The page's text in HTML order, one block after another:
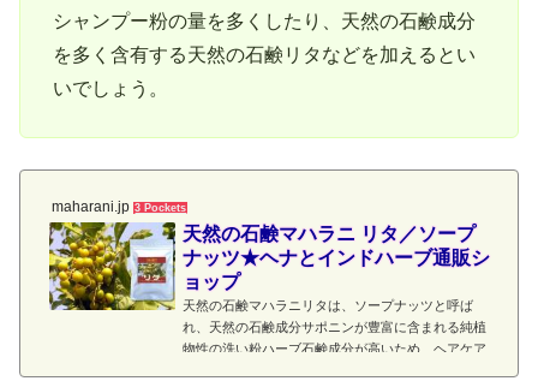
シャンプー粉の量を多くしたり、天然の石鹸成分
を多く含有する天然の石鹸リタなどを加えるとい
いでしょう。
maharani.jp 3 Pockets
天然の石鹸マハラニ リタ／ソープ
ナッツ★ヘナとインドハーブ通販シ
ョップ
天然の石鹸マハラニリタは、ソープナッツと呼ば
れ、天然の石鹸成分サポニンが豊富に含まれる純植
物性の洗い粉ハーブ石鹸成分が高いため、ヘアケア